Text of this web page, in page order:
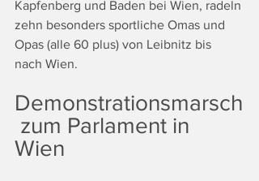
Kapfenberg und Baden bei Wien, radeln
zehn besonders sportliche Omas und
Opas (alle 60 plus) von Leibnitz bis
nach Wien.
Demonstrationsmarsch
zum Parlament in
Wien